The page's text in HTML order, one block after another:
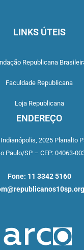
LINKS ÚTEIS
Republicana
Faculdade Republicana
Loja Republicana
ENDEREÇO
2025 Planalto
Paulo/SP – CEP: 04063-
Fone: 11 3342 5160